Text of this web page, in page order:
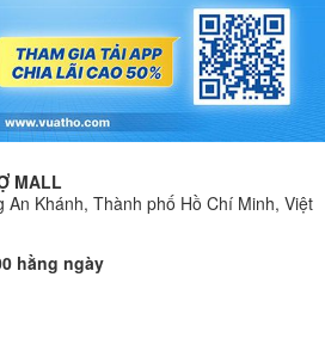
MALL
Khánh, Thành phố Hồ Chí Minh, Việt
hằng ngày